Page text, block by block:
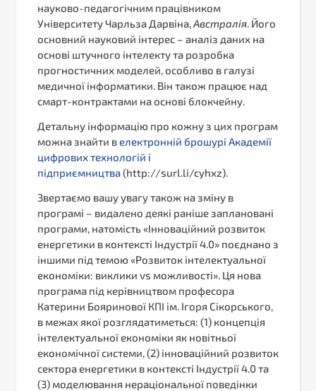
науково-педагогічним працівником
Університету Чарльза Дарвіна,Австралія. Його
основний науковий інтерес – аналіз даних на
основі штучного інтелекту та розробка
прогностичних моделей, особливо в галузі
медичної інформатики. Він також працює над
смарт-контрактами на основі блокчейну.
Детальну інформацію про кожну з цих програм
можна знайти велектронній брошурі Академії
цифрових технологій і
підприємництва(http://surl.li/cyhxz).
Звертаємо вашу увагу також на зміну в
програмі – видалено деякі раніше заплановані
програми, натомість «Інноваційний розвиток
енергетики в контексті Індустрії 4.0» поєднано з
іншими під темою «Розвиток інтелектуальної
економіки: виклики vs можливості». Ця нова
програма під керівництвом професора
Катерини Бояринової КПІ ім. Ігоря Сікорського,
в межах якої розглядатиметься: (1) концепція
інтелектуальної економіки як новітньої
економічної системи, (2) інноваційний розвиток
сектора енергетики в контексті Індустрії 4.0 та
(3) моделювання нераціональної поведінки